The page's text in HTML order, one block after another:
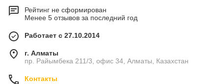
Рейтинг не сформирован
Менее 5 отзывов за последний год
Работает с 27.10.2014
г. Алматы
пр. Райымбека 211/3, офис 34, Алматы, Казахстан
Контакты